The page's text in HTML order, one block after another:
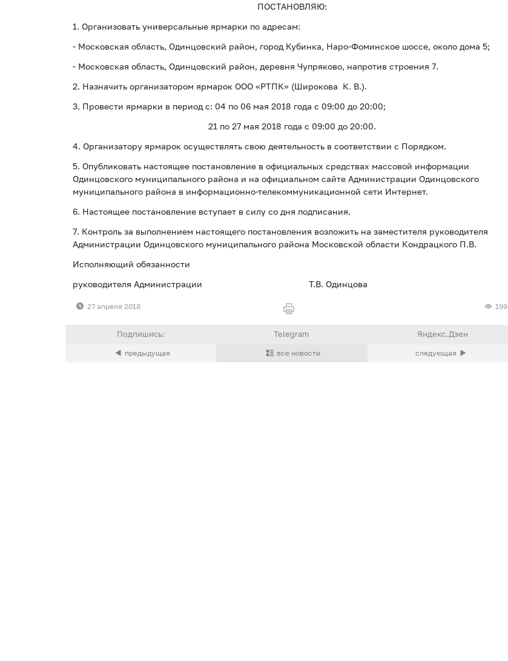
ПОСТАНОВЛЯЮ:
1. Организовать универсальные ярмарки по адресам:
- Московская область, Одинцовский район, город Кубинка, Наро-Фоминское шоссе, около дома 5;
- Московская область, Одинцовский район, деревня Чупряково, напротив строения 7.
2. Назначить организатором ярмарок ООО «РТПК» (Широкова К. В.).
3. Провести ярмарки в период с: 04 по 06 мая 2018 года с 09:00 до 20:00;
21 по 27 мая 2018 года с 09:00 до 20:00.
4. Организатору ярмарок осуществлять свою деятельность в соответствии с Порядком.
5. Опубликовать настоящее постановление в официальных средствах массовой информации
Одинцовского муниципального района и на официальном сайте Администрации Одинцовского
муниципального района в информационно-телекоммуникационной сети Интернет.
6. Настоящее постановление вступает в силу со дня подписания.
7. Контроль за выполнением настоящего постановления возложить на заместителя руководителя
Администрации Одинцовского муниципального района Московской области Кондрацкого П.В.
Исполняющий обязанности
руководителя Администрации Т.В. Одинцова
27 апреля 2018 199